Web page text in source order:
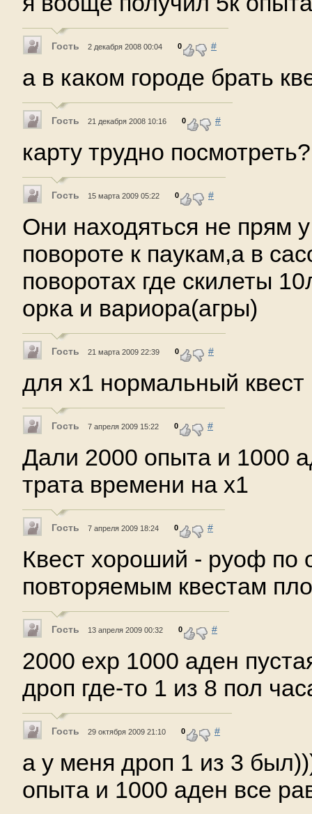
Гость 2 декабря 2008 00:04 0 #
а в каком городе брать
Гость 21 декабря 2008 10:16 0 #
карту трудно
Гость 15 марта 2009 05:22 0 #
Они находяться не прям
повороте к паукам,а в
поворотах где скилеты
орка и вариора(агры)
Гость 21 марта 2009 22:39 0 #
для х1 нормальный квест
Гость 7 апреля 2009 15:22 0 #
Дали 2000 опыта и 1000
трата времени на х1
Гость 7 апреля 2009 18:24 0 #
Квест хороший - руоф по
повторяемым квестам
Гость 13 апреля 2009 00:32 0 #
2000 exp 1000 аден
дроп где-то 1 из 8 пол
Гость 29 октября 2009 21:10 0 #
а у меня дроп 1 из 3
опыта и 1000 аден все